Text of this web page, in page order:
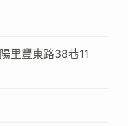
里豐東路38巷11